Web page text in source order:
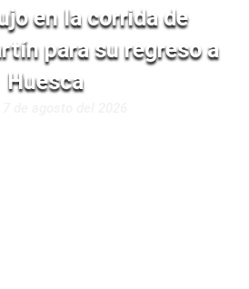
en la corrida de
para su regreso a
Huesca